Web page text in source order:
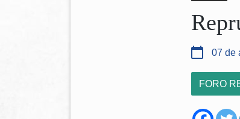
07 de
FORO